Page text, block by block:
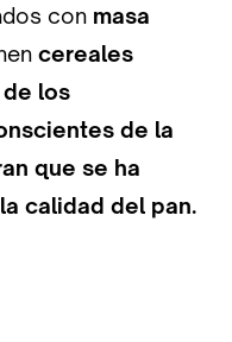
con masa
cereales
de los
de la
que se ha
calidad del pan.